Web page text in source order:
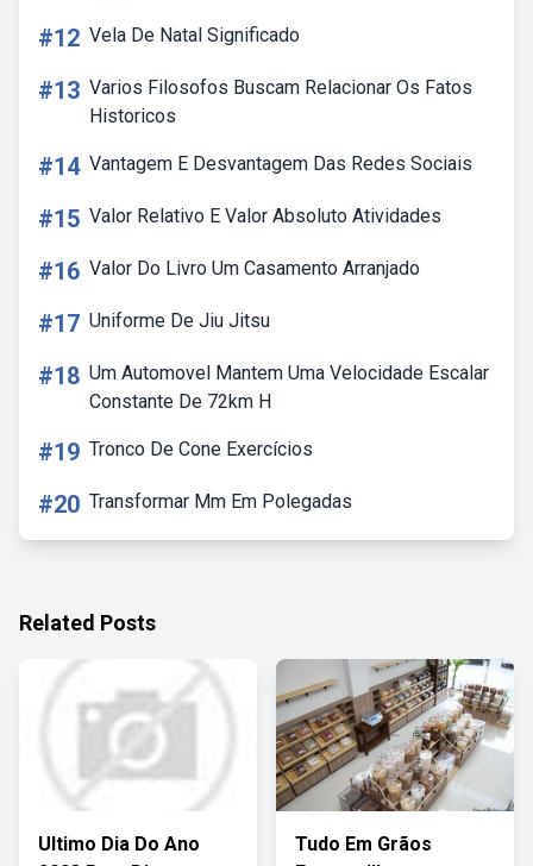
#12 Vela De Natal Significado
#13 Varios Filosofos Buscam Relacionar Os Fatos
Historicos
#14 Vantagem E Desvantagem Das Redes Sociais
#15 Valor Relativo E Valor Absoluto Atividades
#16 Valor Do Livro Um Casamento Arranjado
#17 Uniforme De Jiu Jitsu
#18 Um Automovel Mantem Uma Velocidade Escalar
Constante De 72km H
#19 Tronco De Cone Exercícios
#20 Transformar Mm Em Polegadas
Related Posts
Ultimo Dia Do Ano
Tudo Em Grãos